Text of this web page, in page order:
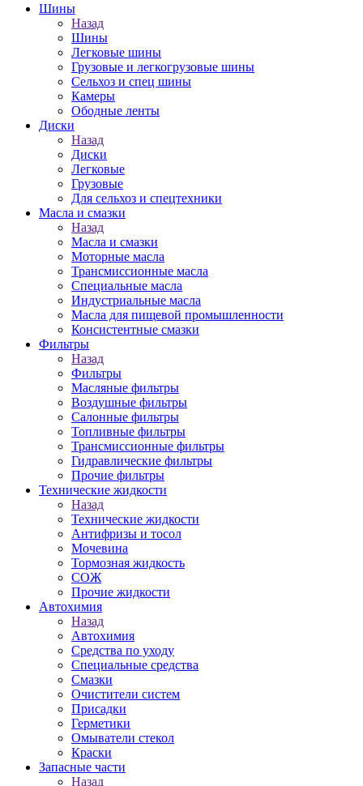
Шины
Назад
Шины
Легковые шины
Грузовые и легкогрузовые шины
Сельхоз и спец шины
Камеры
Ободные ленты
Диски
Назад
Диски
Легковые
Грузовые
Для сельхоз и спецтехники
Масла и смазки
Назад
Масла и смазки
Моторные масла
Трансмиссионные масла
Специальные масла
Индустриальные масла
Масла для пищевой промышленности
Консистентные смазки
Фильтры
Назад
Фильтры
Масляные фильтры
Воздушные фильтры
Салонные фильтры
Топливные фильтры
Трансмиссионные фильтры
Гидравлические фильтры
Прочие фильтры
Технические жидкости
Назад
Технические жидкости
Антифризы и тосол
Мочевина
Тормозная жидкость
СОЖ
Прочие жидкости
Автохимия
Назад
Автохимия
Средства по уходу
Специальные средства
Смазки
Очистители систем
Присадки
Герметики
Омыватели стекол
Краски
Запасные части
Назад